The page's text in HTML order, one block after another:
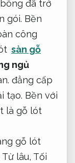
đã trở
gói. Bền
công
sàn gỗ
ngủ
đẳng cấp
tạo. Bền với
là gỗ lót
gỗ lót
Từ lâu, Tối